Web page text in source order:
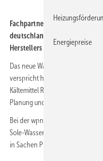
Fachpartner von Stiebel Eltron
deutschlandweiten wpnext-
Herstellers näher kennenlernen.
Das neue Wärmepumpen-
verspricht hohe Effizienz,
Kältemittel R290, niedrigen
Planung und Aufstellung.
Bei der wpnext-Tour werden die
Sole-Wasser-Wärmepumpen
in Sachen Planung, Installation
Energiepreise